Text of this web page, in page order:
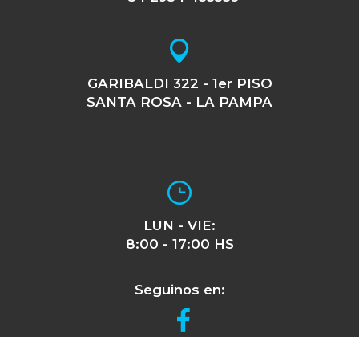
GARIBALDI 322 - 1er PISO
SANTA ROSA - LA PAMPA
LUN - VIE:
8:00 - 17:00 HS
Seguinos en: